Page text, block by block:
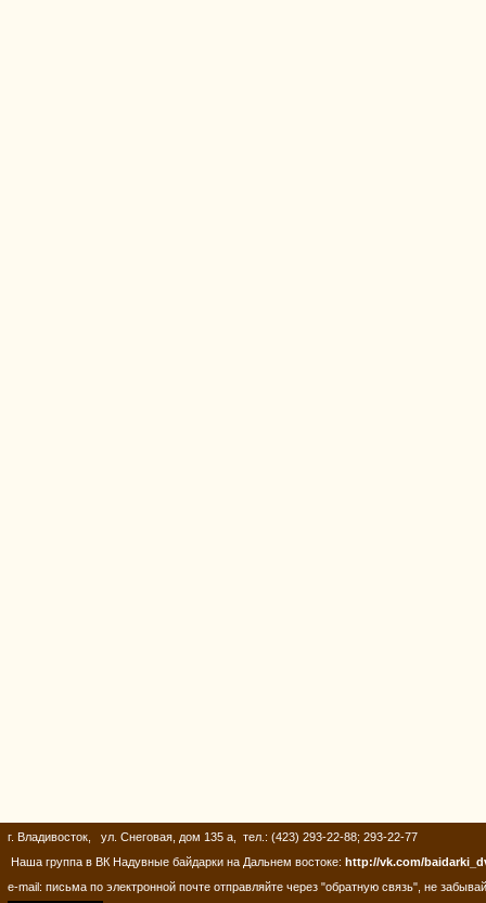
г. Владивосток, ул. Снеговая, дом 135 а, тел.: (423) 293-22-88; 293-22-77
Наша группа в ВК Надувные байдарки на Дальнем востоке: http://vk.com/
e-mail: письма по электронной почте отправляйте через "обратную связь", не